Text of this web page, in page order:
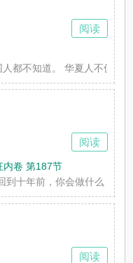
都不知道。 华夏人不仅大
阅读
内卷 第187节
到十年前，你会做什么？
阅读
阅读